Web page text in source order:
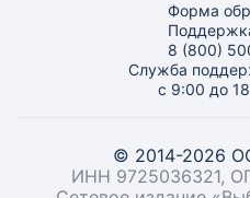
Форма
8 (800)
Служба
с 9:00 до
© 2014-2026
ИНН 9725036321,